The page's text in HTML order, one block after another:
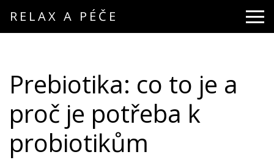
RELAX A PÉČE
Prebiotika: co to je a
proč je potřeba k
probiotikům